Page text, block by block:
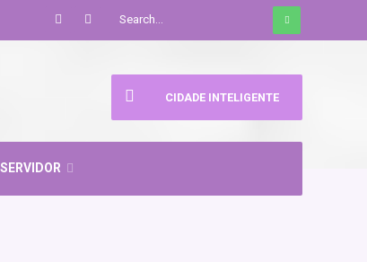
SERVIDOR
CIDADE INTELIGENTE